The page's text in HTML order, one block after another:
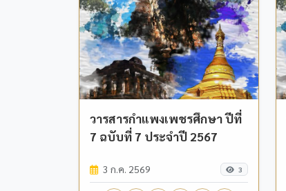
วารสารกำแพงเพชรศึกษา ปีที่
7 ฉบับที่ 7 ประจำปี 2567
3 ก.ค. 2569 3